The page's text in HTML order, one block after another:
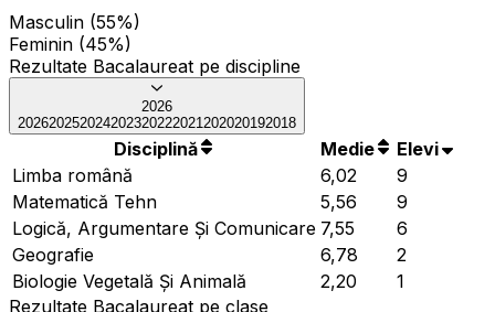
Masculin (55%)
Feminin (45%)
Rezultate Bacalaureat pe discipline
2026
202620252024202320222021 202020192018
Disciplină Medie
Elevi
Limba română
6,02
9
Matematică Tehn
5,56
9
Logică, Argumentare Și Comunicare 7,55
6
Geografie
6,78
2
Biologie Vegetală Și Animală
2,20
1
Rezultate Bacalaureat pe clase